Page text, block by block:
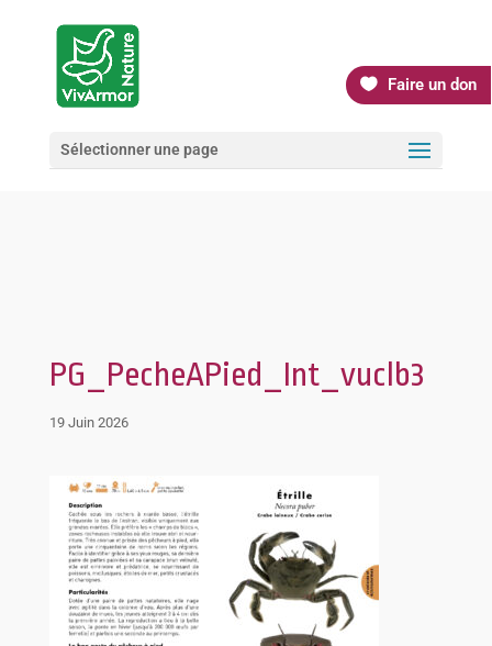
Faire un don
Sélectionner une page
PG_PecheAPied_Int_vuclb3
19 Juin 2026